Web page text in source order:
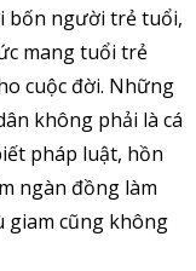
bốn người trẻ tuổi,
mang tuổi trẻ
cuộc đời. Những
không phải là cá
pháp luật, hồn
ngàn đồng làm
giam cũng không